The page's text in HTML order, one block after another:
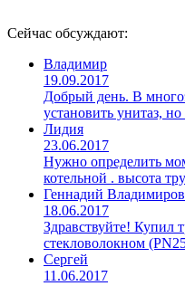
Сейчас обсуждают:
Владимир
19.09.2017
Добрый день. В
установить унитаз,
Лидия
23.06.2017
Нужно определить
котельной . высота
Геннадий
18.06.2017
Здравствуйте! Купил
стекловолокном
Сергей
11.06.2017